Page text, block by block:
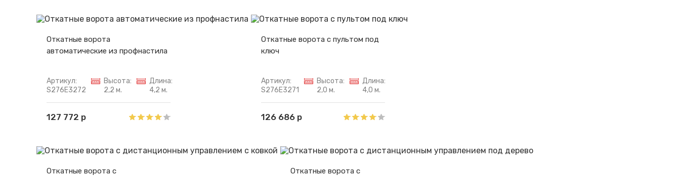
Откатные ворота
автоматические из профнастила
Артикул:
S276E3272
Высота:
2,2 м.
Длина:
4,2 м.
127 772 р
Откатные ворота с пультом под
ключ
Артикул:
S276E3271
Высота:
2,0 м.
Длина:
4,0 м.
126 686 р
Откатные ворота с
Откатные ворота с